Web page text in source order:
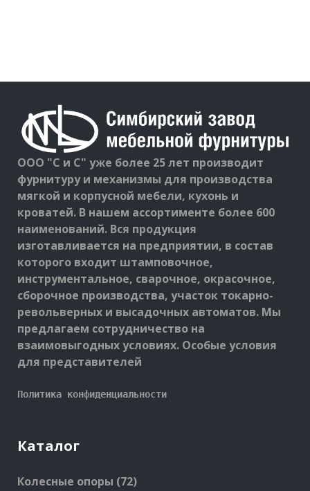
ООО "С и С" уже более 25 лет производит
фурнитуру и механизмы для производства
мягкой и корпусной мебели, кухонь и
кроватей. В нашем ассортименте более 600
наименований. Вся продукция
изготавливается на предприятии, в состав
которого входит штамповочное,
инструментальное, сварочное, окрасочное,
сборочное производства, участок токарно-
револьверных и высадочных автоматов. Мы
предлагаем сотрудничество на
взаимовыгодных условиях. Особые условия
для представителей
Политика конфиденциальности
Каталог
Колесные опоры 7272